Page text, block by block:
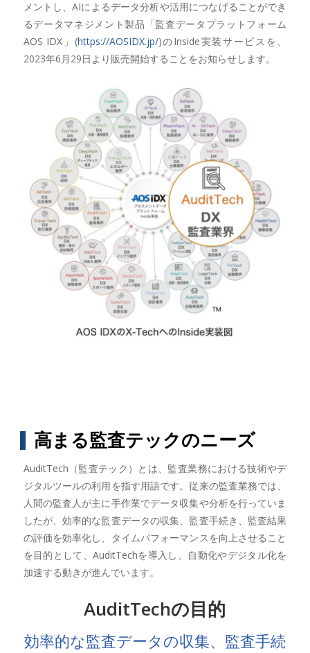
メントし、AIによるデータ分析や活用につなげることができ
るデータマネジメント製品「監査データプラットフォーム
AOS IDX」(https://AOSIDX.jp/)のInside実装サービスを、
2023年6月29日より販売開始することをお知らせします。
高まる監査テックのニーズ
AuditTech（監査テック）とは、監査業務における技術やデ
ジタルツールの利用を指す用語です。従来の監査業務では、
人間の監査人が主に手作業でデータ収集や分析を行っていま
したが、効率的な監査データの収集、監査手続き、監査結果
の評価を効率化し、タイムパフォーマンスを向上させること
を目的として、AuditTechを導入し、自動化やデジタル化を
加速する動きが進んでいます。
AuditTechの目的
効率的な監査データの収集、監査手続